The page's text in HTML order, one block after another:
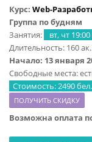
Курс: Web-
Группа по будням
Занятия:
вт, чт
Длительность: 160
Начало: 13 января
Свободные места:
Стоимость: 2490
ПОЛУЧИТЬ СКИДКУ
Возможна оплата